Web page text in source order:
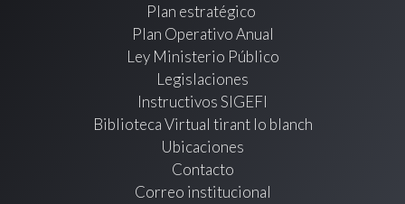
Plan estratégico
Plan Operativo Anual
Ley Ministerio Público
Legislaciones
Instructivos SIGEFI
Biblioteca Virtual tirant lo blanch
Ubicaciones
Contacto
Correo institucional